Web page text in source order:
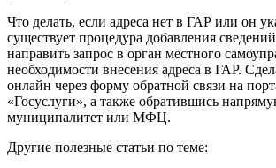
Что делать, если адреса нет в ГАР или он
существует процедура добавления
направить запрос в орган местного
необходимости внесения адреса в ГАР.
онлайн через форму обратной связи на
«Госуслуги», а также обратившись
муниципалитет или МФЦ.
Другие полезные статьи по теме: